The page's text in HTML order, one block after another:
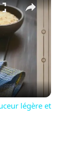
légère et